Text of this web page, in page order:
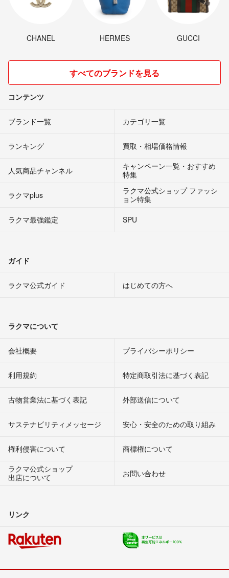
CHANEL HERMES GUCCI
すべてのブランドを見る
コンテンツ
ブランド一覧 カテゴリ一覧
ランキング 買取・相場価格情報
人気商品チャンネル
キャンペーン一覧・おすすめ
特集
ラクマplus
ラクマ公式ショップ ファッシ
ョン特集
ラクマ最強鑑定
SPU
ガイド
ラクマ公式ガイド はじめての方へ
ラクマについて
会社概要 プライバシーポリシー
利用規約 特定商取引法に基づく表記
古物営業法に基づく表記 外部送信について
サステナビリティメッセージ 安心・安全のための取り組み
権利侵害について
商標権について
ラクマ公式ショップ
出店について
お問い合わせ
リンク